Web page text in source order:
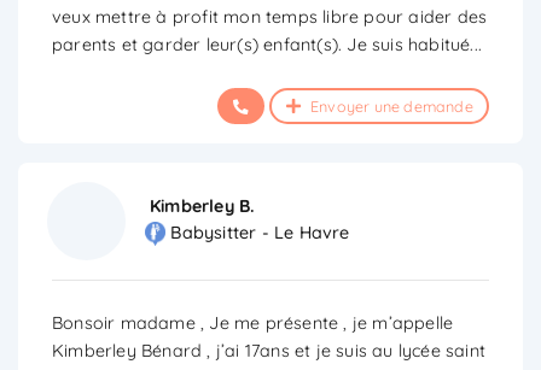
veux mettre à profit mon temps libre pour aider des
parents et garder leur(s) enfant(s). Je suis habitué...
Envoyer une demande
Kimberley B.
Babysitter - Le Havre
Bonsoir madame , Je me présente , je m’appelle
Kimberley Bénard , j’ai 17ans et je suis au lycée saint